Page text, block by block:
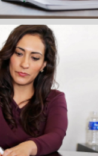
EN ESTABLECER
EDUCATIVAS